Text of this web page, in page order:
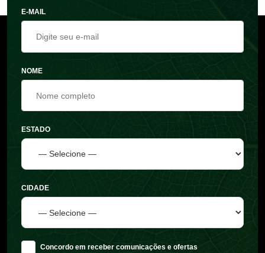
E-MAIL
NOME
ESTADO
CIDADE
Concordo em receber comunicações e ofertas